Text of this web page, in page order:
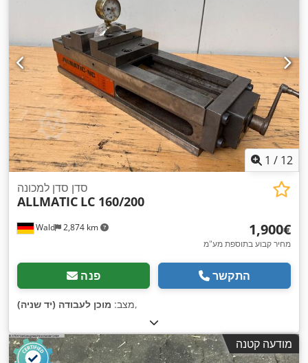
1 / 12
Wald 2,874 km
סדן סדן למכונה
ALLMATIC LC 160/200
‏1,900 ‏€
מחיר קבוע בתוספת מע"מ
פנה התקשר
מצב: מוכן לעבודה (יד שניה) ,
מודעה קטנה